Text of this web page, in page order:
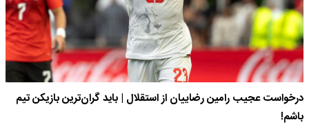
درخواست عجیب رامین رضاییان از استقلال | باید گران‌ترین بازیکن تیم
باشم!